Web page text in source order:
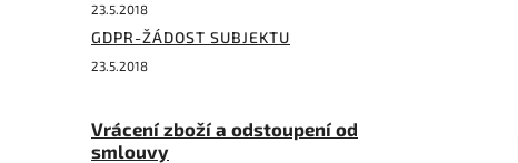
23.5.2018
GDPR-ŽÁDOST SUBJEKTU
23.5.2018
Vrácení zboží a odstoupení od
smlouvy